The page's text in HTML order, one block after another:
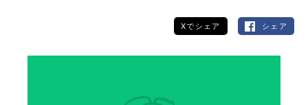
Xでシェア シェア